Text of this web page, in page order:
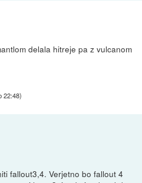
delala hitreje pa z vulcanom
22:48)
fallout3,4. Verjetno bo fallout 4